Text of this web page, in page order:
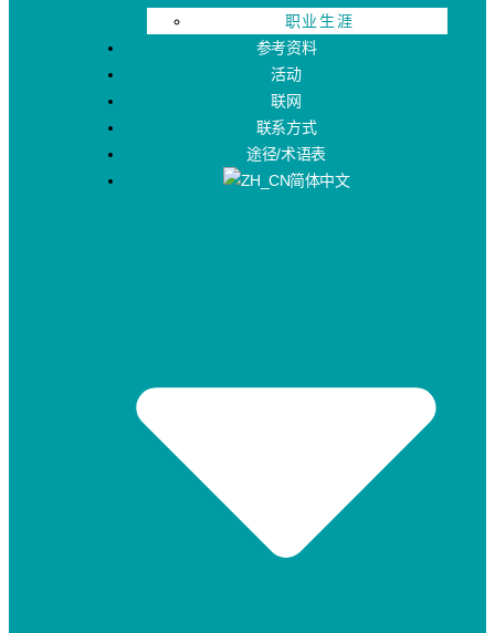
职业生涯
参考资料
活动
联网
联系方式
途径/术语表
简体中文